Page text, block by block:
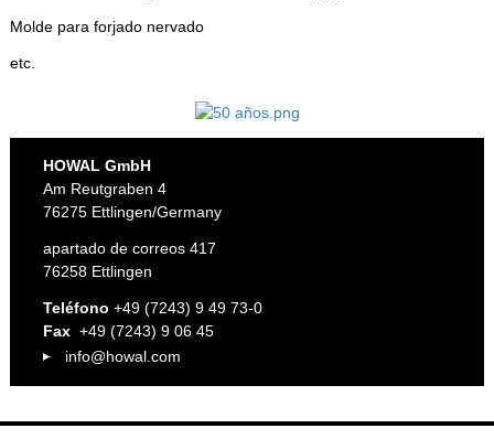
HOWAL GmbH
Am Reutgraben 4
76275 Ettlingen/Germany
apartado de correos 417
76258 Ettlingen
Teléfono +49 (7243) 9 49 73-0
Fax+49 (7243) 9 06 45
info@howal.com
Molde para forjado nervado
etc.